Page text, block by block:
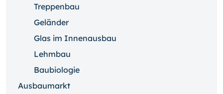
Treppenbau
Geländer
Glas im Innenausbau
Lehmbau
Baubiologie
Ausbaumarkt